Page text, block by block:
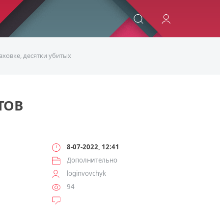
ИСКАТЬ
десятки убитых
8-07-2022, 12:41
Дополнительно
loginvovchyk
94